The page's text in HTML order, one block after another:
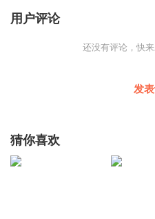
用户评论
还没有评论，快
发
猜你喜欢